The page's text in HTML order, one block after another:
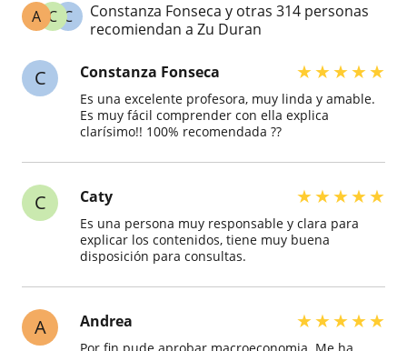
C
C
A
Constanza Fonseca y otras 314 personas
recomiendan a Zu Duran
C Constanza Fonseca ★★★★★
Es una excelente profesora, muy linda y amable.
Es muy fácil comprender con ella explica
clarísimo!! 100% recomendada ??
C Caty ★★★★★
Es una persona muy responsable y clara para
explicar los contenidos, tiene muy buena
disposición para consultas.
A Andrea ★★★★★